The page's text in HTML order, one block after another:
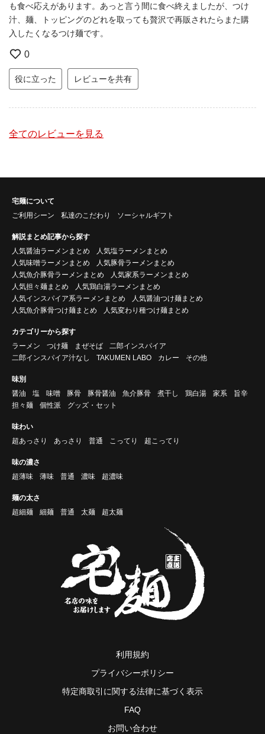
も食べ応えがあります。あっと言う間に食べ終えましたが、つけ
汁、麺、トッピングのどれを取っても贅沢で再販されたらまた購
入したくなるつけ麺です。
0
役に立った レビューを共有
全てのレビューを見る
宅麺について
ご利用シーン
私達のこだわり ソーシャルギフト
解説まとめ記事から探す
人気醤油ラーメンまとめ
人気塩ラーメンまとめ
人気味噌ラーメンまとめ
人気豚骨ラーメンまとめ
人気魚介豚骨ラーメンまとめ
人気家系ラーメンまとめ
人気担々麺まとめ
人気鶏白湯ラーメンまとめ
人気インスパイア系ラーメンまとめ
人気醤油つけ麺まとめ
人気魚介豚骨つけ麺まとめ
人気変わり種つけ麺まとめ
カテゴリーから探す
ラーメン
つけ麺 まぜそば
二郎インスパイア
二郎インスパイア汁なし
TAKUMEN LABO カレー その他
味別
醤油
塩 味噌 豚骨 豚骨醤油 魚介豚骨 煮干し 鶏白湯 家系
旨辛
担々麺
個性派 グッズ・セット
味わい
超あっさり
あっさり 普通 こってり 超こってり
味の濃さ
超薄味
薄味 普通 濃味 超濃味
麺の太さ
超細麺
細麺 普通 太麺 超太麺
利用規約
プライバシーポリシー
特定商取引に関する法律に基づく表示
FAQ
お問い合わせ